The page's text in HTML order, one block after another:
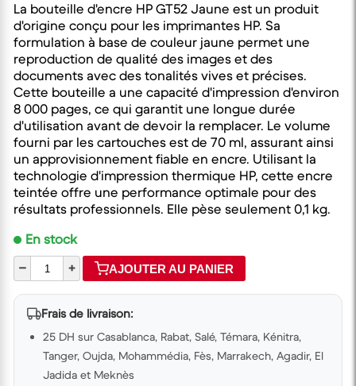
La bouteille d'encre HP GT52 Jaune est un produit
d'origine conçu pour les imprimantes HP. Sa
formulation à base de couleur jaune permet une
reproduction de qualité des images et des
documents avec des tonalités vives et précises.
Cette bouteille a une capacité d'impression d'environ
8 000 pages, ce qui garantit une longue durée
d'utilisation avant de devoir la remplacer. Le volume
fourni par les cartouches est de 70 ml, assurant ainsi
un approvisionnement fiable en encre. Utilisant la
technologie d'impression thermique HP, cette encre
teintée offre une performance optimale pour des
résultats professionnels. Elle pèse seulement 0,1 kg.
En stock
–
+ AJOUTER AU PANIER
Frais de livraison:
25 DH sur Casablanca, Rabat, Salé, Témara, Kénitra,
Tanger, Oujda, Mohammédia, Fès, Marrakech, Agadir, El
Jadida et Meknès